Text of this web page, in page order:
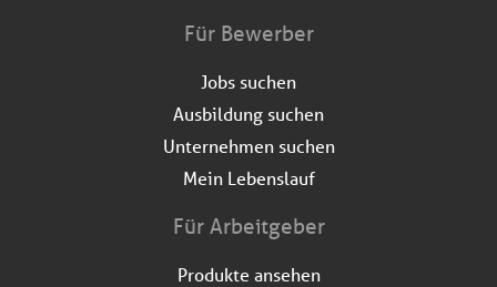
Für Bewerber
Jobs suchen
Ausbildung suchen
Unternehmen suchen
Mein Lebenslauf
Für Arbeitgeber
Produkte ansehen